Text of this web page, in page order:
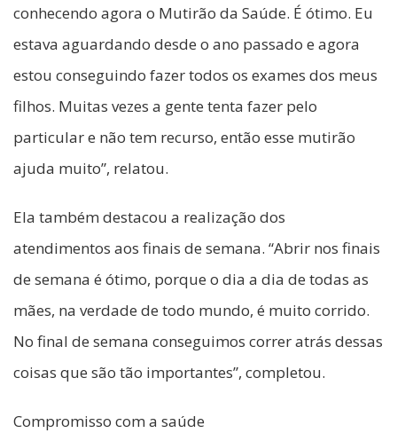
conhecendo agora o Mutirão da Saúde. É ótimo. Eu
estava aguardando desde o ano passado e agora
estou conseguindo fazer todos os exames dos meus
filhos. Muitas vezes a gente tenta fazer pelo
particular e não tem recurso, então esse mutirão
ajuda muito”, relatou.
Ela também destacou a realização dos
atendimentos aos finais de semana. “Abrir nos finais
de semana é ótimo, porque o dia a dia de todas as
mães, na verdade de todo mundo, é muito corrido.
No final de semana conseguimos correr atrás dessas
coisas que são tão importantes”, completou.
Compromisso com a saúde